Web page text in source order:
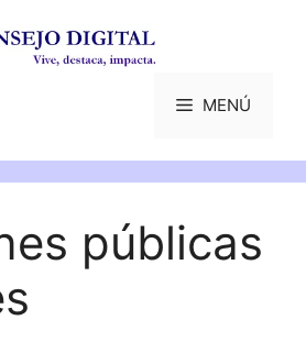
MENÚ
públicas